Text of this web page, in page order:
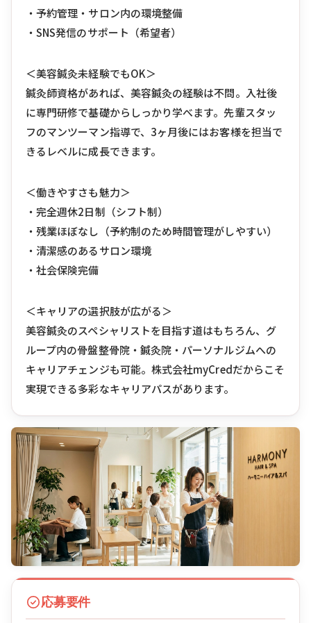
・予約管理・サロン内の環境整備
・SNS発信のサポート（希望者）
＜美容鍼灸未経験でもOK＞
鍼灸師資格があれば、美容鍼灸の経験は不問。入社後
に専門研修で基礎からしっかり学べます。先輩スタッ
フのマンツーマン指導で、3ヶ月後にはお客様を担当で
きるレベルに成長できます。
＜働きやすさも魅力＞
・完全週休2日制（シフト制）
・残業ほぼなし（予約制のため時間管理がしやすい）
・清潔感のあるサロン環境
・社会保険完備
＜キャリアの選択肢が広がる＞
美容鍼灸のスペシャリストを目指す道はもちろん、グ
ループ内の骨盤整骨院・鍼灸院・パーソナルジムへの
キャリアチェンジも可能。株式会社myCredだからこそ
実現できる多彩なキャリアパスがあります。
応募要件